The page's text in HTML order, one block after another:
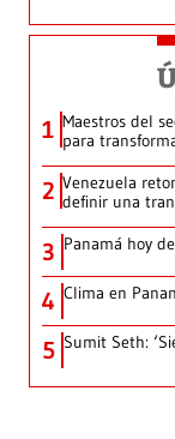
1 Maestros del
para
2 Venezuela
definir una
3 Panamá hoy
4 Clima en
5 Sumit Seth: